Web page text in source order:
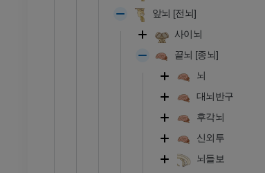
앞뇌 [전뇌]
사이뇌
끝뇌 [종뇌]
뇌
대뇌반구
후각뇌
신외투
뇌들보